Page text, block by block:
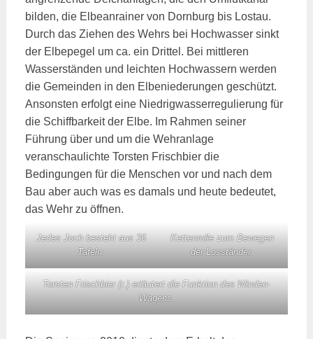
bilden, die Elbeanrainer von Dornburg bis Lostau.
Durch das Ziehen des Wehrs bei Hochwasser sinkt
der Elbepegel um ca. ein Drittel. Bei mittleren
Wasserständen und leichten Hochwassern werden
die Gemeinden in den Elbeniederungen geschützt.
Ansonsten erfolgt eine Niedrigwasserregulierung für
die Schiffbarkeit der Elbe. Im Rahmen seiner
Führung über und um die Wehranlage
veranschaulichte Torsten Frischbier die
Bedingungen für die Menschen vor und nach dem
Bau aber auch was es damals und heute bedeutet,
das Wehr zu öffnen.
Jedes Joch besteht aus 36
Tafeln.
Kettenrolle zum Bewegen
der Losständer.
Torsten Frischbier (r.) erläutert die Funktion des Winden-
Wagens.